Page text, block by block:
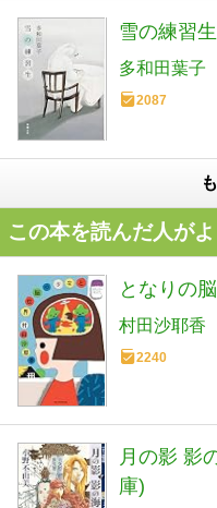
雪の練習
多和田葉子
2087
この本を読んだ人が
となりの
村田沙耶香
2240
月の影 影
庫)